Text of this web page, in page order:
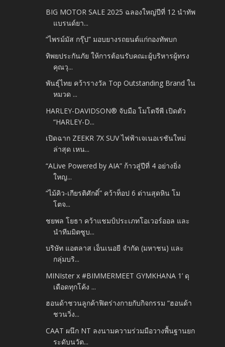
BIG MOTOR SALE 2025 ฉลองใหญ่ปีที่ 12 นำทัพ
แบรนด์ยา...
“ไพรม์มัส กรุ๊ป” มอบยางรถยนต์แก่กองทัพบก
ทิพยประกันภัย ให้การต้อนรับคณะผู้บริหารผู้ทรง
คุณวุ...
พันธุ์ไทย คว้ารางวัล Top Outstanding Brand ใน
หมวด ...
HARLEY-DAVIDSON® จับมือ โมโตจีพี เปิดตัว
“HARLEY-D...
เปิดฉาก ZEEKR 7X SUV ไฟฟ้าเจเนอเรชันใหม่
ล่าสุด เหน...
“ALive Powered by AIA” ก้าวสู่ปีที่ 4 อย่างยิ่ง
ใหญ...
“ไม้คิว-เกียรติศักดิ์” คว้าท็อป 6 ด่านสุดหิน โม
โตจ...
ชยพล โยธา คว้าแชมป์ประเภทโอเวอร์ออล และ
นำทีมมิตซูบ...
บริษัท แอตลาส เอ็นเนอยี จำกัด (มหาชน) และ
กลุ่มบริ...
MINIster x #BIMMERMEET GYMKHANA 1’ ดุ
เดือดทุกโค้ง ...
ฮอนด้าชวนลูกค้าฟิตร่างกายกับกิจกรรม “ฮอนด้า
ชวนวิ่ง...
CAAT ผนึก NT ลงนามความร่วมมือวางพื้นฐานยก
ระดับนวัต...